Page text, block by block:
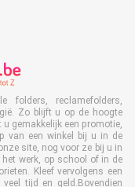
folders, reclamefolders,
Zo blijft u op de hoogte
gemakkelijk een promotie,
van een winkel bij u in de
site, nog voor ze bij u in
het werk, op school of in de
Kleef vervolgens een
tijd en geld.Bovendien